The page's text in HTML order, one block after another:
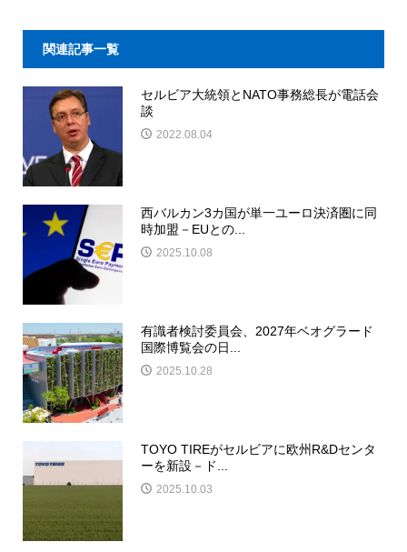
関連記事一覧
セルビア大統領とNATO事務総長が電話会
談
2022.08.04
西バルカン3カ国が単一ユーロ決済圏に同
時加盟－EUとの...
2025.10.08
有識者検討委員会、2027年ベオグラード
国際博覧会の日...
2025.10.28
TOYO TIREがセルビアに欧州R&Dセンタ
ーを新設－ド...
2025.10.03